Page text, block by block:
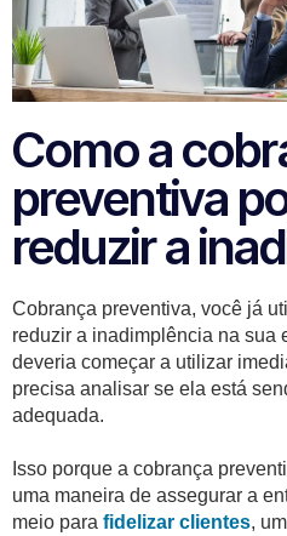
Como a
preventiva
reduzir a
Cobrança preventiva, você já
reduzir a inadimplência na sua
deveria começar a utilizar
precisa analisar se ela está
adequada.
Isso porque a cobrança
uma maneira de assegurar a
meio para fidelizar clientes,